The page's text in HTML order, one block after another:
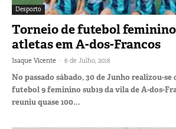
Desporto
Torneio de futebol
atletas em A-dos-Francos
Isaque Vicente - 6 de Julho, 2018
No passado sábado, 30 de Junho realizou-
futebol 9 feminino sub19 da vila de A-dos-
reuniu quase 100...